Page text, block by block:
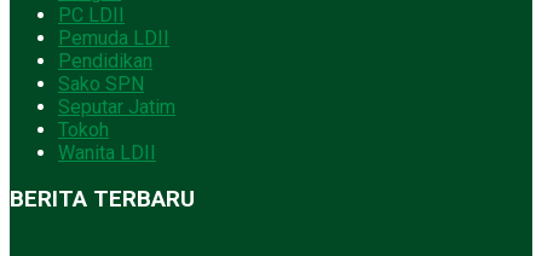
PC LDII
Pemuda LDII
Pendidikan
Sako SPN
Seputar Jatim
Tokoh
Wanita LDII
BERITA TERBARU